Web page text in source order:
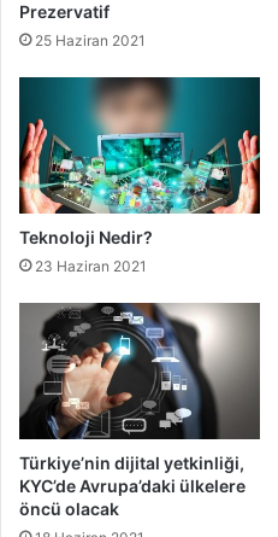
Prezervatif
25 Haziran 2021
Teknoloji Nedir?
23 Haziran 2021
Türkiye’nin dijital yetkinliği,
KYC’de Avrupa’daki ülkelere
öncü olacak